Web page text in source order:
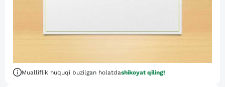
Mualliflik huquqi buzilgan holatdashikoyat qiling!